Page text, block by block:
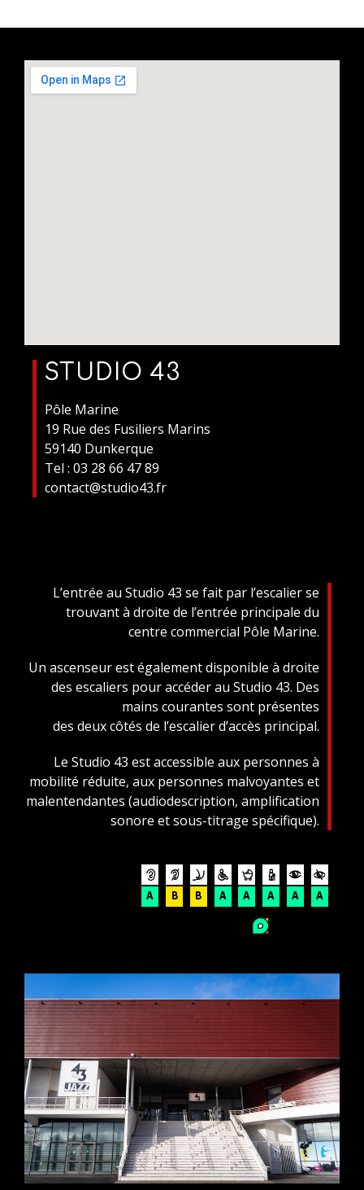
STUDIO 43
Pôle Marine
19 Rue des Fusiliers Marins
59140 Dunkerque
Tel : 03 28 66 47 89
contact@studio43.fr
L’entrée au Studio 43 se fait par l’escalier se
trouvant à droite de l’entrée principale du
centre commercial Pôle Marine.
Un ascenseur est également disponible à droite
des escaliers pour accéder au Studio 43. Des
mains courantes sont présentes
des deux côtés de l’escalier d’accès principal.
Le Studio 43 est accessible aux personnes à
mobilité réduite, aux personnes malvoyantes et
malentendantes (audiodescription, amplification
sonore et sous-titrage spécifique).